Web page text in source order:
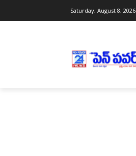
Saturday, August 8, 2026